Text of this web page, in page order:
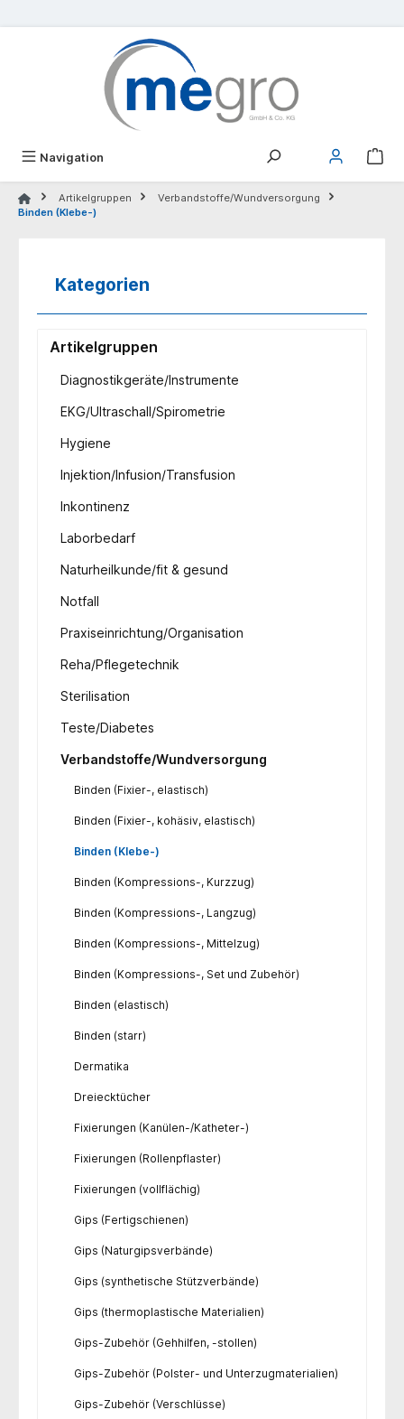
Navigation
Artikelgruppen
Verbandstoffe/Wundversorgung
Binden (Klebe-)
Kategorien
Artikelgruppen
Diagnostikgeräte/Instrumente
EKG/Ultraschall/Spirometrie
Hygiene
Injektion/Infusion/Transfusion
Inkontinenz
Laborbedarf
Naturheilkunde/fit & gesund
Notfall
Praxiseinrichtung/Organisation
Reha/Pflegetechnik
Sterilisation
Teste/Diabetes
Verbandstoffe/Wundversorgung
Binden (Fixier-, elastisch)
Binden (Fixier-, kohäsiv, elastisch)
Binden (Klebe-)
Binden (Kompressions-, Kurzzug)
Binden (Kompressions-, Langzug)
Binden (Kompressions-, Mittelzug)
Binden (Kompressions-, Set und Zubehör)
Binden (elastisch)
Binden (starr)
Dermatika
Dreiecktücher
Fixierungen (Kanülen-/Katheter-)
Fixierungen (Rollenpflaster)
Fixierungen (vollflächig)
Gips (Fertigschienen)
Gips (Naturgipsverbände)
Gips (synthetische Stützverbände)
Gips (thermoplastische Materialien)
Gips-Zubehör (Gehhilfen, -stollen)
Gips-Zubehör (Polster- und Unterzugmaterialien)
Gips-Zubehör (Verschlüsse)